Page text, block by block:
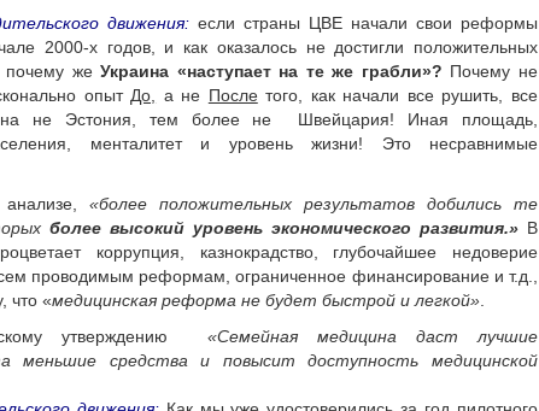
движения: если страны ЦВЕ начали свои реформы
2000-х годов, и как оказалось не достигли положительных
почему жеУкраина «наступает на те же грабли»? Почему не
опыт До, а не Послетого, как начали все рушить, все
не Эстония, тем более не Швейцария! Иная площадь,
менталитет и уровень жизни! Это несравнимые
«более положительных результатов добились те
более высокий уровень экономического развития.» В
коррупция, казнокрадство, глубочайшее недоверие
проводимым реформам, ограниченное финансирование и т.д.,
что «медицинская реформа не будет быстрой и легкой»
утверждению «Семейная медицина даст лучшие
меньшие средства и повысит доступность медицинской